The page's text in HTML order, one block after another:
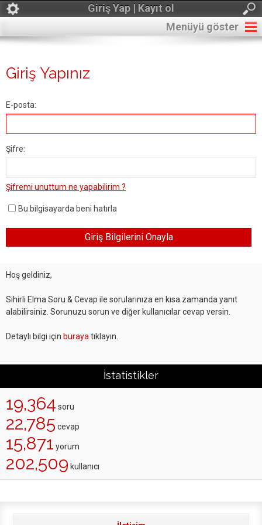
Giriş Yap | Kayıt ol
Menüyü göster
Giriş Yapınız
E-posta:
Şifre:
Şifremi unuttum ne yapabilirim ?
Bu bilgisayarda beni hatırla
Hoş geldiniz,
Sihirli Elma Soru & Cevap ile sorularınıza en kısa zamanda yanıt
alabilirsiniz. Sorunuzu sorun ve diğer kullanıcılar cevap versin.
Detaylı bilgi için buraya tıklayın.
İstatistikler
19,364 soru
22,785 cevap
15,871 yorum
202,509 kullanıcı